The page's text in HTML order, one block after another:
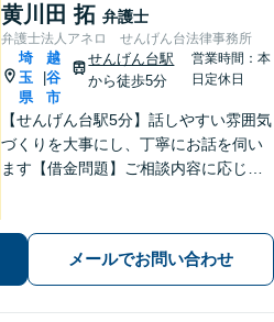
黄川田 拓 弁護士
弁護士法人アネロ せんげん台法律事務所
埼
玉
県
|
越
谷
市
せんげん台駅
から徒歩5分
営業時間：本
日定休日
【せんげん台駅5分】話しやすい雰囲気
づくりを大事にし、丁寧にお話を伺い
ます【借金問題】ご相談内容に応じて
勤務経験を活かし、相談者さま目線に
立った的確なアドバイスを【初回相談
無料】
メールでお問い合わせ